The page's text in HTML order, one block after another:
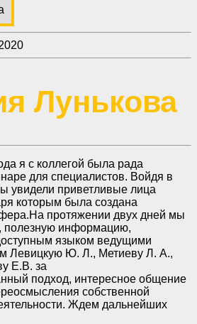
Лунькова
я с коллегой была рада
для специалистов. Войдя в
увидели приветливые лица
которым была создана
протяжении двух дней мы
полезную информацию,
языком ведущими
Левицкую Ю. Л., Метиеву Л. А.,
Е.В. за
подход, интересное общение
собственной
Ждем дальнейших